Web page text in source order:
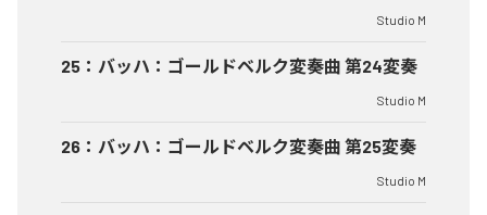
Studio M
25 ： バッハ：ゴールドベルク変奏曲 第24変奏
Studio M
26 ： バッハ：ゴールドベルク変奏曲 第25変奏
Studio M